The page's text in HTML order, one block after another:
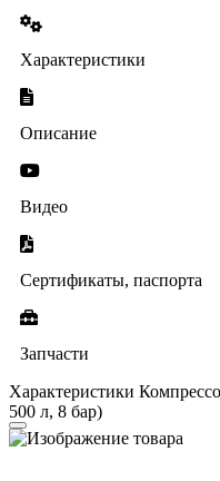
Характеристики
Описание
Видео
Сертификаты, паспорта
Запчасти
Характеристики
500 л, 8 бар)